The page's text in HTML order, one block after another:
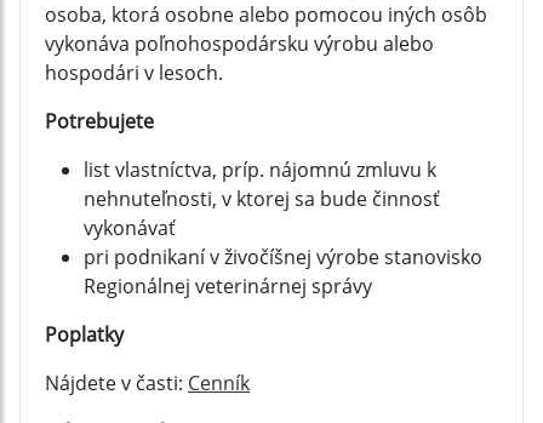
osoba, ktorá osobne alebo pomocou iných osôb
vykonáva poľnohospodársku výrobu alebo
hospodári v lesoch.
Potrebujete
list vlastníctva, príp. nájomnú zmluvu k
nehnuteľnosti, v ktorej sa bude činnosť
vykonávať
pri podnikaní v živočíšnej výrobe stanovisko
Regionálnej veterinárnej správy
Poplatky
Nájdete v časti: Cenník